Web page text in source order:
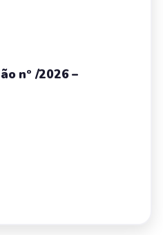
nº /2026 –